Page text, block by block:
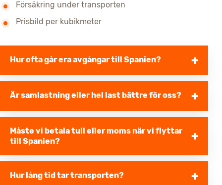
Försäkring under transporten
Prisbild per kubikmeter
Hur ofta går era avgångar till Spanien?
Är samlastning eller hel last bättre för oss?
Måste vi betala tull eller moms när vi flyttar
till Spanien?
Hur lång tid tar transporten?